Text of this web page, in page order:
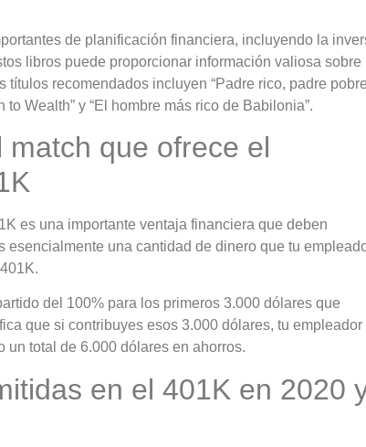
de planificación financiera, incluyendo la
libros puede proporcionar información valiosa sobre
recomendados incluyen “Padre rico, padre
Wealth” y “El hombre más rico de Babilonia”.
que ofrece el
es una importante ventaja financiera que deben
esencialmente una cantidad de dinero que tu
del 100% para los primeros 3.000 dólares que
que si contribuyes esos 3.000 dólares, tu empleador
total de 6.000 dólares en ahorros.
en el 401K en 2020